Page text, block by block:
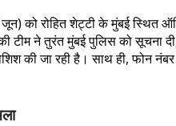
को रोहित शेट्टी के मुंबई स्थित
टीम ने तुरंत मुंबई पुलिस को
की जा रही है। साथ ही, फोन नंबर